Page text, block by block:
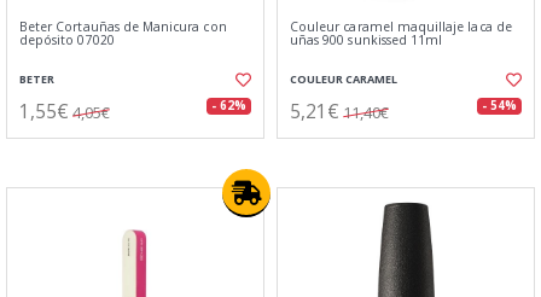
Beter Cortauñas de Manicura con
depósito 07020
BETER
1,55€ 4,05€ - 62%
Couleur caramel maquillaje laca de
uñas 900 sunkissed 11ml
COULEUR CARAMEL
5,21€ 11,40€ - 54%